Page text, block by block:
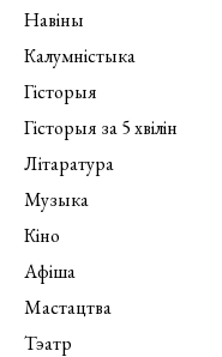
Навіны
Калумністыка
Гісторыя
Гісторыя за 5 хвілін
Літаратура
Музыка
Кіно
Афіша
Мастацтва
Тэатр